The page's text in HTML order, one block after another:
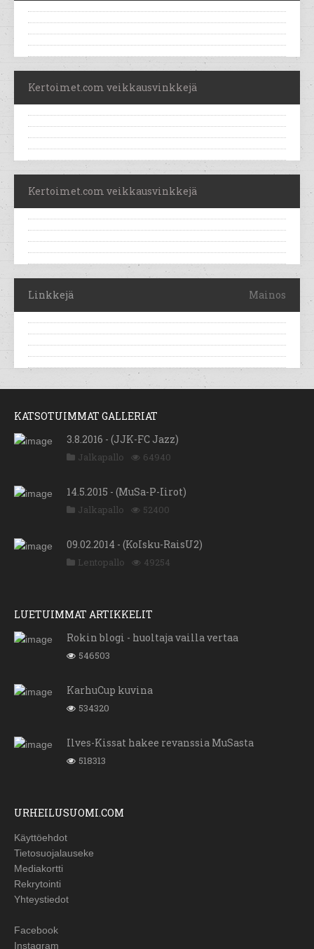
Kertoimet.com veikkausvinkkejä
Kertoimet.com veikkausvinkkejä
Linkkejä Mainos
KATSOTUIMMAT GALLERIAT
3.8.2016 - (JJK-FC Jazz)
Jalkapallo 64940
14.5.2015 - (MuSa-P-Iirot)
Jalkapallo 52400
09.02.2014 - (KoIsku-RaisU2)
Lentopallo 49254
LUETUIMMAT ARTIKKELIT
Rokin blogi - huoltaja vailla vertaa
546503
KarhuCup kuvina
534320
Ilves-Kissat hakee revanssia MuSasta
518313
URHEILUSUOMI.COM
Käyttöehdot
Tietosuojalauseke
Mediakortti
Rekrytointi
Yhteystiedot
Facebook
Instagram